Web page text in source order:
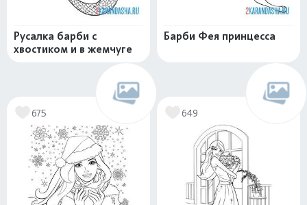
Русалка барби с
хвостиком и в жемчуге
Барби Фея принцесса
675 649